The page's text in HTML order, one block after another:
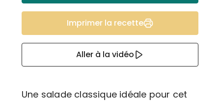
Imprimer la recette
Aller à la vidéo
Une salade classique idéale pour cet